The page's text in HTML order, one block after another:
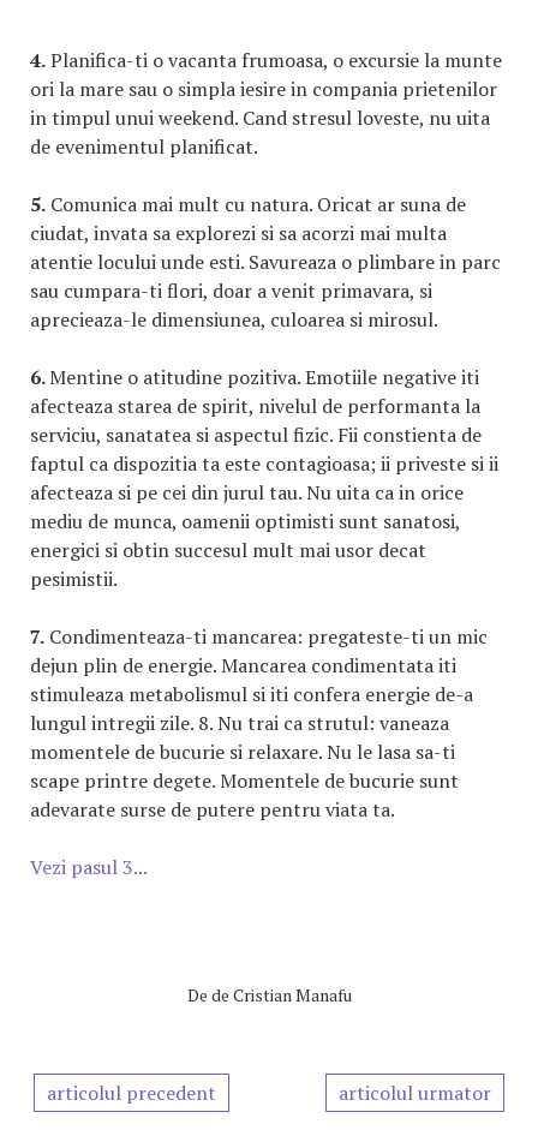
4.Planifica-ti o vacanta frumoasa, o excursie la munte
ori la mare sau o simpla iesire in compania prietenilor
in timpul unui weekend. Cand stresul loveste, nu uita
de evenimentul planificat.
5. Comunica mai mult cu natura. Oricat ar suna de
ciudat, invata sa explorezi si sa acorzi mai multa
atentie locului unde esti. Savureaza o plimbare in parc
sau cumpara-ti flori, doar a venit primavara, si
aprecieaza-le dimensiunea, culoarea si mirosul.
6.Mentine o atitudine pozitiva. Emotiile negative iti
afecteaza starea de spirit, nivelul de performanta la
serviciu, sanatatea si aspectul fizic. Fii constienta de
faptul ca dispozitia ta este contagioasa; ii priveste si ii
afecteaza si pe cei din jurul tau. Nu uita ca in orice
mediu de munca, oamenii optimisti sunt sanatosi,
energici si obtin succesul mult mai usor decat
pesimistii.
7. Condimenteaza-ti mancarea: pregateste-ti un mic
dejun plin de energie. Mancarea condimentata iti
stimuleaza metabolismul si iti confera energie de-a
lungul intregii zile. 8. Nu trai ca strutul: vaneaza
momentele de bucurie si relaxare. Nu le lasa sa-ti
scape printre degete. Momentele de bucurie sunt
adevarate surse de putere pentru viata ta.
Vezi pasul 3...
De de Cristian Manafu
articolul precedent articolul urmator